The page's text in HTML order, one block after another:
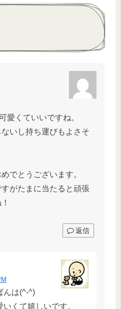
愛くていいですね。
いし持ち運びもよさそ
でとうございます。
がたまに当たると頑張
返信
んは(^-^)
くて嬉しいです。